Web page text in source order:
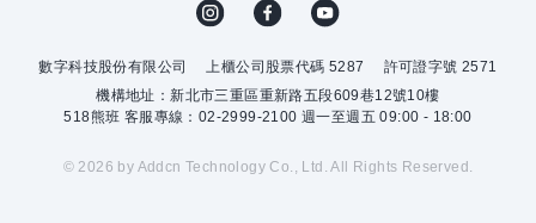
數字科技股份有限公司 上櫃公司股票代碼 5287
許可證字號 2571
機構地址：新北市三重區重新路五段609巷12號10樓
518熊班 客服專線：02-2999-2100 週一至週五 09:00 - 18:00
© 2026 by Addcn Technology Co., Ltd. All Rights Reserved.